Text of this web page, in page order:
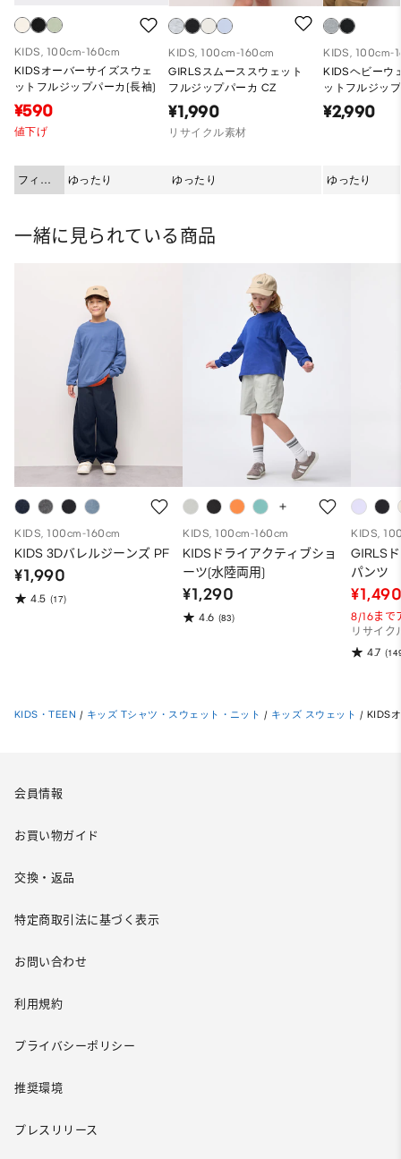
KIDS, 100cm-160cm
KIDSオーバーサイズスウェ
ットフルジップパーカ(長袖)
¥590
値下げ
フィッ
ト
ゆったり
KIDS, 100cm-160cm
GIRLSスムーススウェット
フルジップパーカ CZ
¥1,990
リサイクル素材
ゆったり
KIDS, 100cm-
KIDSヘビーウ
ットフルジッ
¥2,990
ゆったり
一緒に見られている商品
KIDS, 100cm-160cm
KIDS 3Dバレルジーンズ PF
¥1,990
4.5 (17)
KIDS, 100cm-160cm
KIDSドライアクティブショ
ーツ(水陸両用)
¥1,290
4.6 (83)
KIDS,
GIRLS
パンツ
8/16まで
リサイク
4.7
KIDS・TEEN / キッズ Tシャツ・スウェット・ニット / キッズ スウェット / KIDS
会員情報
お買い物ガイド
交換・返品
特定商取引法に基づく表示
お問い合わせ
利用規約
プライバシーポリシー
推奨環境
プレスリリース